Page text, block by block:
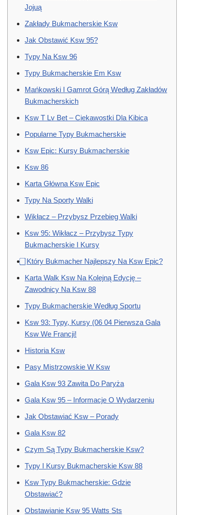
Jojuą
Zakłady Bukmacherskie Ksw
Jak Obstawić Ksw 95?
Typy Na Ksw 96
Typy Bukmacherskie Em Ksw
Mańkowski I Gamrot Górą Według Zakładów
Bukmacherskich
Ksw T Lv Bet – Ciekawostki Dla Kibica
Popularne Typy Bukmacherskie
Ksw Epic: Kursy Bukmacherskie
Ksw 86
Karta Główna Ksw Epic
Typy Na Sporty Walki
Wikłacz – Przybysz Przebieg Walki
Ksw 95: Wikłacz – Przybysz Typy
Bukmacherskie I Kursy
⃣ Który Bukmacher Najlepszy Na Ksw Epic?
Karta Walk Ksw Na Kolejną Edycję –
Zawodnicy Na Ksw 88
Typy Bukmacherskie Według Sportu
Ksw 93: Typy, Kursy (06 04 Pierwsza Gala
Ksw We Francji!
Historia Ksw
Pasy Mistrzowskie W Ksw
Gala Ksw 93 Zawita Do Paryża
Gala Ksw 95 – Informacje O Wydarzeniu
Jak Obstawiać Ksw – Porady
Gala Ksw 82
Czym Są Typy Bukmacherskie Ksw?
Typy I Kursy Bukmacherskie Ksw 88
Ksw Typy Bukmacherskie: Gdzie
Obstawiać?
Obstawianie Ksw 95 Watts Sts